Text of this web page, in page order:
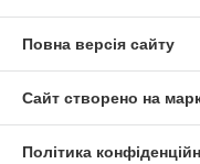
Повна версія сайту
Сайт створено на
Політика